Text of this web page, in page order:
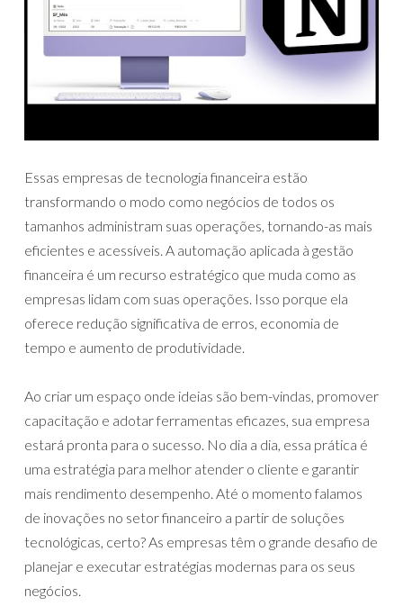
Essas empresas de tecnologia financeira estão
transformando o modo como negócios de todos os
tamanhos administram suas operações, tornando-as mais
eficientes e acessíveis. A automação aplicada à gestão
financeira é um recurso estratégico que muda como as
empresas lidam com suas operações. Isso porque ela
oferece redução significativa de erros, economia de
tempo e aumento de produtividade.
Ao criar um espaço onde ideias são bem-vindas, promover
capacitação e adotar ferramentas eficazes, sua empresa
estará pronta para o sucesso. No dia a dia, essa prática é
uma estratégia para melhor atender o cliente e garantir
mais rendimento desempenho. Até o momento falamos
de inovações no setor financeiro a partir de soluções
tecnológicas, certo? As empresas têm o grande desafio de
planejar e executar estratégias modernas para os seus
negócios.